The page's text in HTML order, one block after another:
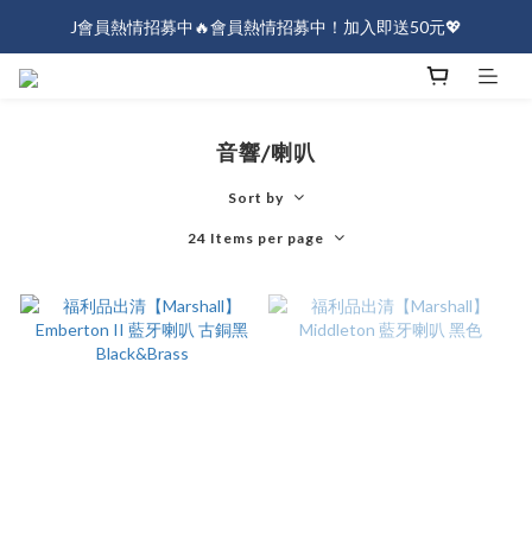
J會員熱情招募中🔥會員熱情招募中！加入即送50元💖
J會員熱情招募中🔥會員熱情招募中！加入即送50元💖
音響/喇叭
Sort by
24 Items per page